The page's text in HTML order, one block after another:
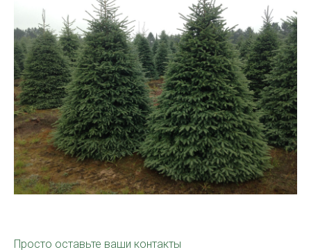
Просто оставьте ваши контакты